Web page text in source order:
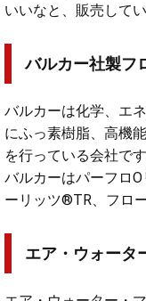
いいなと、販売して
バルカー社製フ
バルカーは化学、エ
にふっ素樹脂、高機
を行っている会社です
バルカーはパーフロ
ーリッツ®TR、フロ
エア・ウォータ